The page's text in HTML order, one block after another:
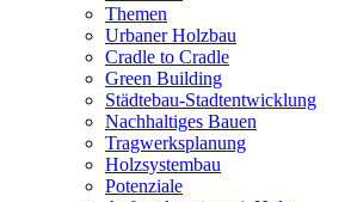
Themen
Urbaner Holzbau
Cradle to Cradle
Green Building
Städtebau-Stadtentwicklung
Nachhaltiges Bauen
Tragwerksplanung
Holzsystembau
Potenziale